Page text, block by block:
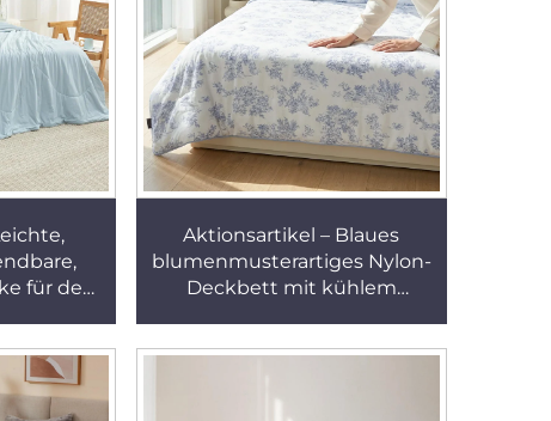
für den
Aktionsartikel – Blaues
blumenmusterartiges Nylon-
Deckbett mit kühlem